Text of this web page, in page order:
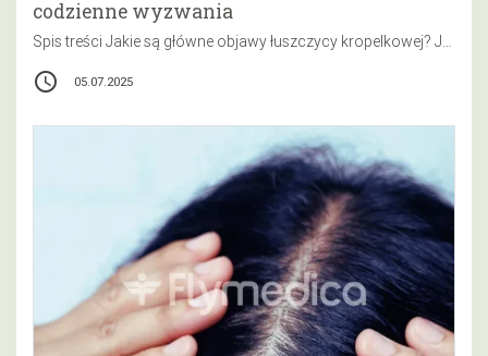
codzienne wyzwania
Spis treści Jakie są główne objawy łuszczycy kropelkowej? Jakie czynniki mogą wywołać łuszczycę kropelkową? Jakie metody leczenia łuszczycy kropelkowej są…
access_time 05.07.2025